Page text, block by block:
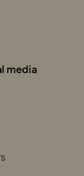
media